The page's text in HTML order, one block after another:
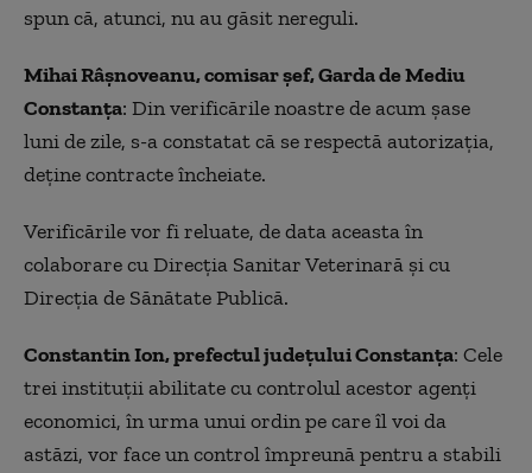
spun că, atunci, nu au găsit nereguli.
Mihai Râşnoveanu, comisar şef, Garda de Mediu
Constanţa: Din verificările noastre de acum şase
luni de zile, s-a constatat că se respectă autorizaţia,
deţine contracte încheiate.
Verificările vor fi reluate, de data aceasta în
colaborare cu Direcţia Sanitar Veterinară şi cu
Direcţia de Sănătate Publică.
Constantin Ion, prefectul judeţului Constanţa: Cele
trei instituţii abilitate cu controlul acestor agenţi
economici, în urma unui ordin pe care îl voi da
astăzi, vor face un control împreună pentru a stabili